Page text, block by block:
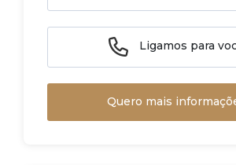
Ligamos para
Quero mais